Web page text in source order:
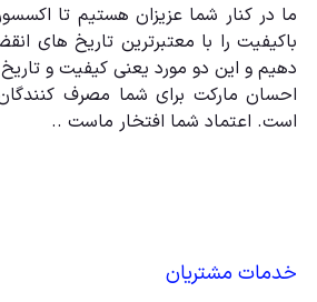
ما در کنار شما عزیزان هستیم تا
باکیفیت را با معتبرترین تاریخ های
دهیم و این دو مورد یعنی کیفیت و
احسان مارکت برای شما مصرف
است. اعتماد شما افتخار ماست ..
خدمات مشتریان